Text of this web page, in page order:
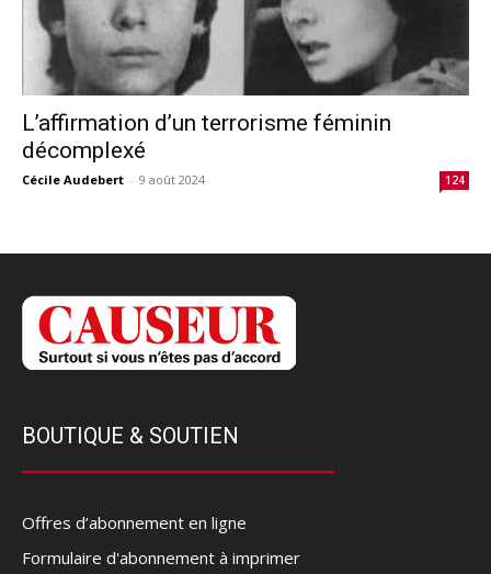
L’affirmation d’un terrorisme féminin
décomplexé
Cécile Audebert - 9 août 2024 124
BOUTIQUE & SOUTIEN
Offres d’abonnement en ligne
Formulaire d'abonnement à imprimer